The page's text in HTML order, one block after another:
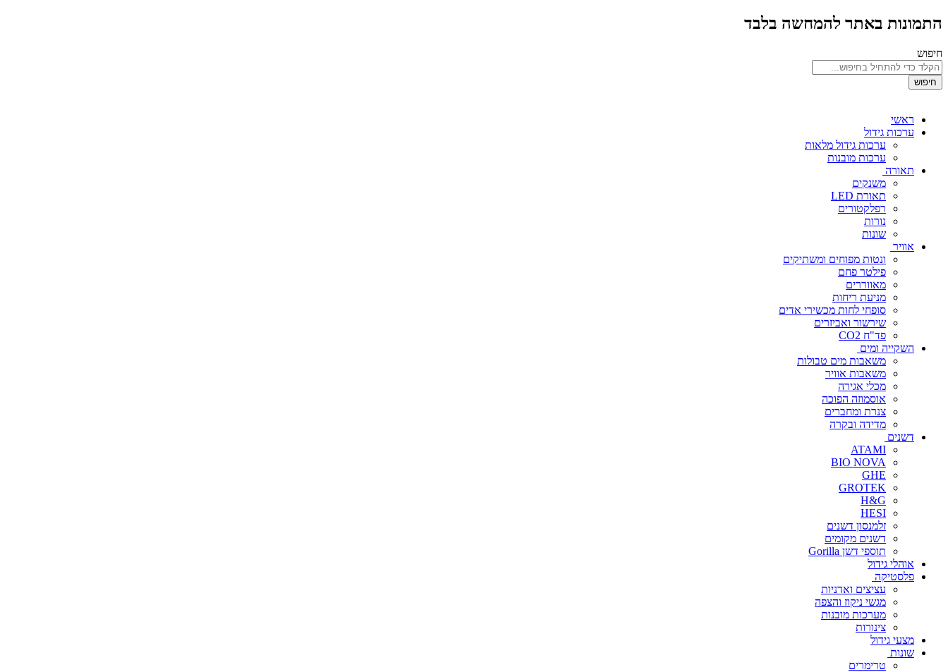
התמונות באתר להמחשה בלבד
חיפוש
חיפוש
ראשי
ערכות גידול
ערכות גידול מלאות
ערכות מובנות
תאורה
משנקים
תאורת LED
רפלקטורים
נורות
שונות
אוויר
ונטות מפוחים ומשתיקים
פילטר פחם
מאווררים
מניעת ריחות
סופחי לחות מכשירי אדים
שירשור ואביזרים
פד"ח CO2
השקייה ומים
משאבות מים טבולות
משאבות אוויר
מכלי אגירה
אוסמוזה הפוכה
צנרת ומחברים
מדידה ובקרה
דשנים
ATAMI
BIO NOVA
GHE
GROTEK
H&G
HESI
זלמנסון דשנים
דשנים מקומים
תוספי דשן Gorilla
אוהלי גידול
פלסטיקה
עציצים ואדניות
מגשי ניקוז והצפה
מערכות מובנות
צינורות
מצעי גידול
שונות
טרימרים